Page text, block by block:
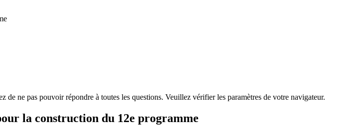
ne pas pouvoir répondre à toutes les questions. Veuillez vérifier les paramètres de votre navigateur.
la construction du 12e programme